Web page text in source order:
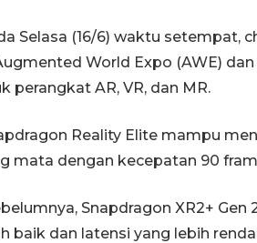
Selasa (16/6) waktu setempat,
World Expo (AWE)
perangkat AR, VR, dan MR.
Reality Elite mampu
mata dengan kecepatan 90
Snapdragon XR2+ Gen
baik dan latensi yang lebih